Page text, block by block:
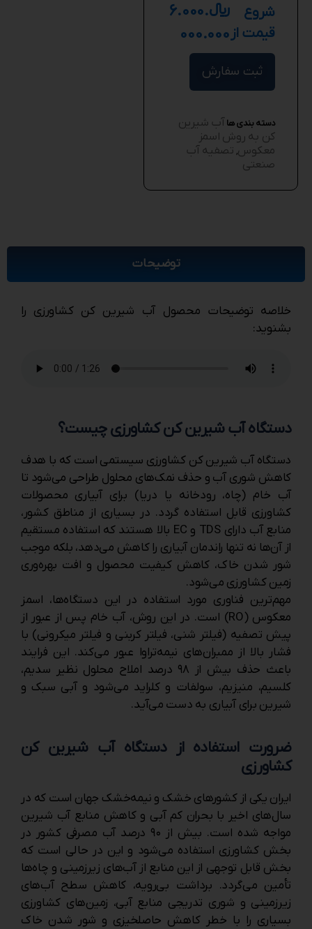
شروع
قیمت از
﷼6.000.
000.000
ثبت سفارش
دسته بندی ها آب شیرین
کن به روش اسمز
معکوس, تصفیه آب
صنعتی
توضیحات
خلاصه توضیحات محصول آب شیرین کن کشاورزی را
بشنوید:
دستگاه آب شیرین کن کشاورزی چیست؟
دستگاه آب شیرین کن کشاورزی سیستمی است که با هدف
کاهش شوری آب و حذف نمک‌های محلول طراحی می‌شود تا
آب خام (چاه، رودخانه یا دریا) برای آبیاری محصولات
کشاورزی قابل استفاده گردد. در بسیاری از مناطق کشور،
منابع آب دارای TDS و EC بالا هستند که استفاده مستقیم
از آن‌ها نه تنها راندمان آبیاری را کاهش می‌دهد، بلکه موجب
شور شدن خاک، کاهش کیفیت محصول و افت بهره‌وری
زمین کشاورزی می‌شود.
مهم‌ترین فناوری مورد استفاده در این دستگاه‌ها، اسمز
معکوس (RO) است. در این روش، آب خام پس از عبور از
پیش‌ تصفیه (فیلتر شنی، فیلتر کربنی و فیلتر میکرونی) با
فشار بالا از ممبران‌های نیمه‌تراوا عبور می‌کند. این فرایند
باعث حذف بیش از ۹۸ درصد املاح محلول نظیر سدیم،
کلسیم، منیزیم، سولفات و کلراید می‌شود و آبی سبک و
شیرین برای آبیاری به دست می‌آید.
ضرورت استفاده از دستگاه آب شیرین کن
کشاورزی
ایران یکی از کشورهای خشک و نیمه‌خشک جهان است که در
سال‌های اخیر با بحران کم ‌آبی و کاهش منابع آب شیرین
مواجه شده است. بیش از ۹۰ درصد آب مصرفی کشور در
بخش کشاورزی استفاده می‌شود و این در حالی است که
بخش قابل‌ توجهی از این منابع از آب‌های زیرزمینی و چاه‌ها
تأمین می‌گردد. برداشت بی‌رویه، کاهش سطح آب‌های
زیرزمینی و شوری تدریجی منابع آبی، زمین‌های کشاورزی
بسیاری را با خطر کاهش حاصلخیزی و شور شدن خاک